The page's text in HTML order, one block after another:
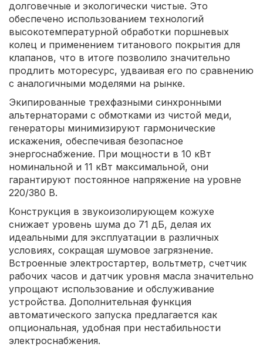
долговечные и экологически чистые. Это
обеспечено использованием технологий
высокотемпературной обработки поршневых
колец и применением титанового покрытия для
клапанов, что в итоге позволило значительно
продлить моторесурс, удваивая его по сравнению
с аналогичными моделями на рынке.
Экипированные трехфазными синхронными
альтернаторами с обмотками из чистой меди,
генераторы минимизируют гармонические
искажения, обеспечивая безопасное
энергоснабжение. При мощности в 10 кВт
номинальной и 11 кВт максимальной, они
гарантируют постоянное напряжение на уровне
220/380 В.
Конструкция в звукоизолирующем кожухе
снижает уровень шума до 71 дБ, делая их
идеальными для эксплуатации в различных
условиях, сокращая шумовое загрязнение.
Встроенные электростартер, вольтметр, счетчик
рабочих часов и датчик уровня масла значительно
упрощают использование и обслуживание
устройства. Дополнительная функция
автоматического запуска предлагается как
опциональная, удобная при нестабильности
электроснабжения.